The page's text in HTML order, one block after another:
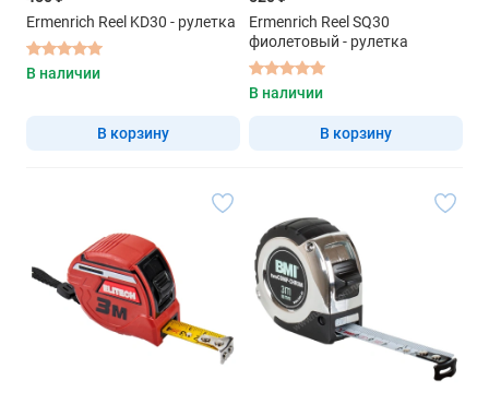
Ermenrich Reel KD30 - рулетка
В наличии
В корзину
Ermenrich Reel SQ30
фиолетовый - рулетка
В наличии
В корзину